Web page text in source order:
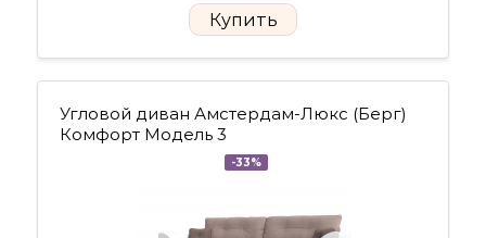
Купить
Угловой диван Амстердам-Люкс (Берг)
Комфорт Модель 3
-33%